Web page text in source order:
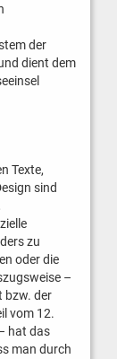
der
dient dem
Texte,
sind
zu
oder die
–
bzw. der
vom 12.
hat das
man durch